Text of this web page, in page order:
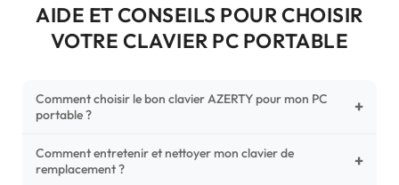
AIDE ET CONSEILS POUR CHOISIR
VOTRE CLAVIER PC PORTABLE
Comment choisir le bon clavier AZERTY pour mon PC
portable ?
+
Pour ne pas vous tromper, vérifiez trois points critiques sur
votre clavier d'origine : la disposition (AZERTY Français), la
Comment entretenir et nettoyer mon clavier de
remplacement ?
+